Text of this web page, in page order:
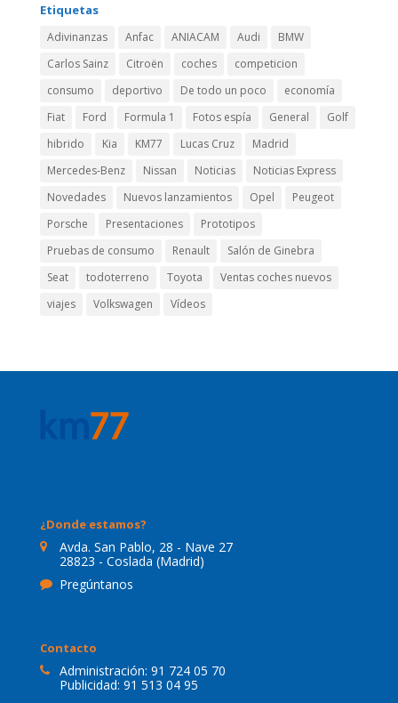
Etiquetas
Adivinanzas Anfac ANIACAM Audi
BMW
Carlos Sainz
Citroën coches
competicion
consumo
deportivo De todo un poco
economía
Fiat
Ford Formula 1 Fotos espía General
Golf
hibrido
Kia KM77 Lucas Cruz
Madrid
Mercedes-Benz
Nissan Noticias
Noticias Express
Novedades
Nuevos lanzamientos Opel
Peugeot
Porsche
Presentaciones
Prototipos
Pruebas de consumo
Renault
Salón de Ginebra
Seat
todoterreno Toyota
Ventas coches nuevos
viajes
Volkswagen Vídeos
¿Donde estamos?
Avda. San Pablo, 28 - Nave 27
28823 - Coslada (Madrid)
Pregúntanos
Contacto
Administración: 91 724 05 70
Publicidad: 91 513 04 95